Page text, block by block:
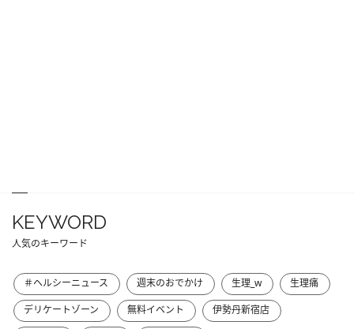
KEYWORD
人気のキーワード
＃ヘルシーニュース 週末のおでかけ 生理_w
生理痛
デリケートゾーン
無料イベント
伊勢丹新宿店